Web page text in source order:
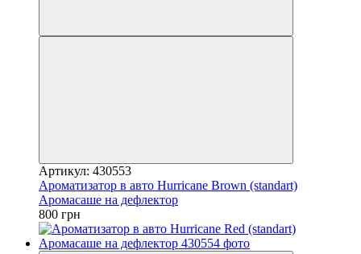
Артикул: 430553
Ароматизатор в авто Hurricane Brown (standart)
Аромасаше на дефлектор
800 грн